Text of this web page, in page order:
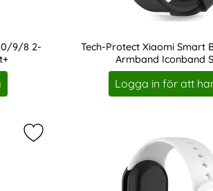
9/8 2-
Tech-Protect Xiaomi Smart
Armband Iconband
Art. nr 243084
Logga in för att
10/9/8 Armband Iconband Pure som
Markera tech-Protect Xiaomi